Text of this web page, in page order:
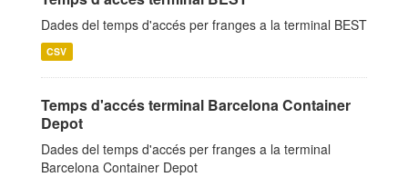
Dades del temps d'accés per franges a la terminal BEST
CSV
Temps d'accés terminal Barcelona Container
Depot
Dades del temps d'accés per franges a la terminal
Barcelona Container Depot